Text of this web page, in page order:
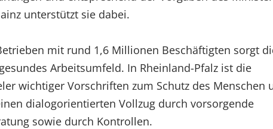
unterstützt sie dabei.
mit rund 1,6 Millionen Beschäftigten sorgt
Arbeitsumfeld. In Rheinland-Pfalz ist die
wichtiger Vorschriften zum Schutz des Menschen
dialogorientierten Vollzug durch vorsorgende
sowie durch Kontrollen.